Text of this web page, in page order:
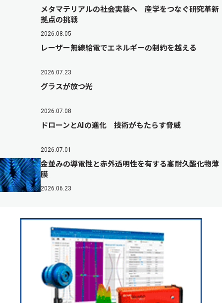
メタマテリアルの社会実装へ 産学をつなぐ研究革新
拠点の挑戦
2026.08.05
レーザー無線給電でエネルギーの制約を越える
2026.07.23
グラスが放つ光
2026.07.08
ドローンとAIの進化 技術がもたらす脅威
2026.07.01
金並みの導電性と赤外透明性を有する高耐久酸化物薄
膜
2026.06.23